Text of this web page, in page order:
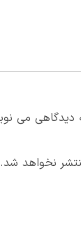
نخواهد شد.